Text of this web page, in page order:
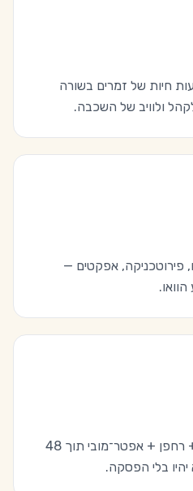
חיות של זמרים בשורה
ולוויב של השכבה.
פירוטכניקה, אפקטים —
צוות צילום סטילס + וידאו + רחפן + אפטר־מובי תוך 48
בלי הפסקה.